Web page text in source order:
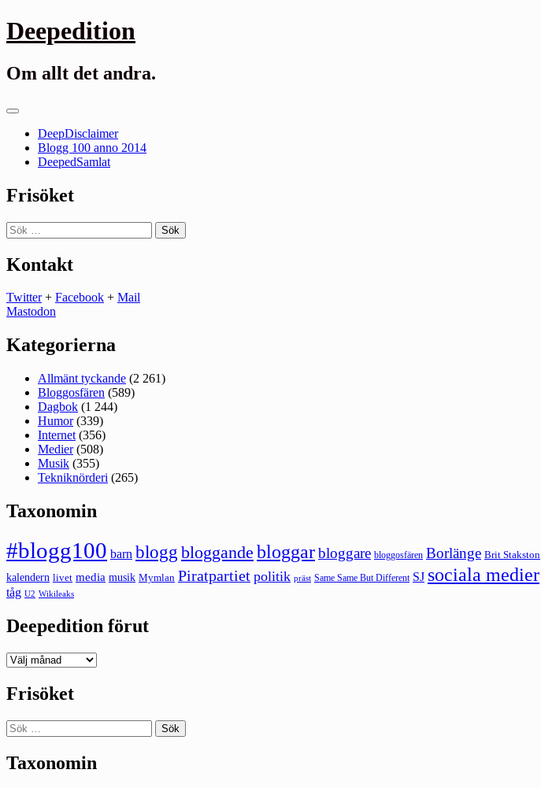
Gå
till
Deepedition
Om allt det andra.
Primär
DeepDisclaimer
Blogg 100 anno 2014
DeepedSamlat
Frisöket
Sök
efter:
Kontakt
Twitter+ Facebook + Mail
Mastodon
Kategorierna
Allmänt tyckande (2 261)
Bloggosfären (589)
Dagbok (1 244)
Humor(339)
Internet (356)
Medier(508)
Musik (355)
Tekniknörderi (265)
Taxonomin
#blogg100 barn blogg bloggande bloggarbloggare bloggosfären Borlänge Brit Stakston
kalendern livet media musik Mymlan Piratpartiet politik präst Same Same But Different SJ sociala medier
tåg U2 Wikileaks
Deepedition förut
Deepedition
Frisöket
Sök
efter:
Taxonomin